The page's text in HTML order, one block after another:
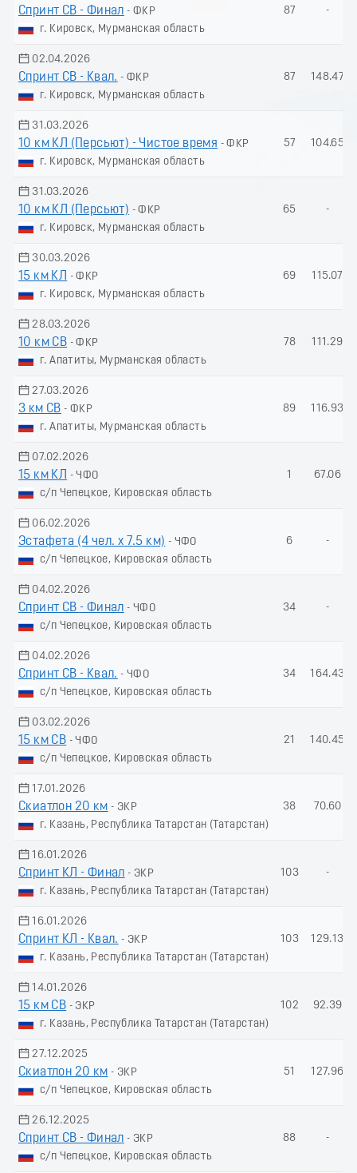
Спринт СВ - Финал - ФКР
г. Кировск, Мурманская область
87 -
02.04.2026
Спринт СВ - Квал. - ФКР
г. Кировск, Мурманская область
87 148.47
31.03.2026
10 км КЛ (Пeрсьют) - Чистое время - ФКР
г. Кировск, Мурманская область
57 104.65
31.03.2026
10 км КЛ (Пеpсьют) - ФКР
г. Кировск, Мурманская область
65 -
30.03.2026
15 км КЛ
- ФКР
г. Кировск, Мурманская область
69 115.07
28.03.2026
10 км СВ - ФКР
г. Апатиты, Мурманская область
78 111.29
27.03.2026
3 км СВ - ФКР
г. Апатиты, Мурманская область
89 116.93
07.02.2026
15 км КЛ
- ЧФО
с/п Чепецкое, Кировская область
1 67.06
06.02.2026
Эстафета (4 чел. х 7.5 км) - ЧФО
с/п Чепецкое, Кировская область
6 -
04.02.2026
Спринт СВ - Финал - ЧФО
с/п Чепецкое, Кировская область
34 -
04.02.2026
Спринт СВ - Квал. - ЧФО
с/п Чепецкое, Кировская область
34 164.43
03.02.2026
15 км СВ - ЧФО
с/п Чепецкое, Кировская область
21 140.45
17.01.2026
Скиатлон 20 км - ЭКР
г. Казань, Республика Татарстан (Татарстан)
38 70.60
16.01.2026
Спринт КЛ - Финал - ЭКР
г. Казань, Республика Татарстан (Татарстан)
103 -
16.01.2026
Спринт КЛ - Квал. - ЭКР
г. Казань, Республика Татарстан (Татарстан)
103 129.13
14.01.2026
15 км СВ - ЭКР
г. Казань, Республика Татарстан (Татарстан)
102 92.39
27.12.2025
Скиатлон 20 км - ЭКР
с/п Чепецкое, Кировская область
51 127.96
26.12.2025
Спринт СВ - Финал - ЭКР
с/п Чепецкое, Кировская область
88 -